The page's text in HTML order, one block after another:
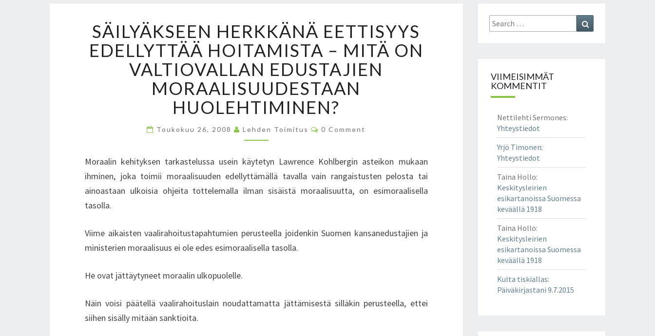
Ä
I
L
Y
Ä
K
S
E
E
N
E
R
K
Ä
E
SÄILYÄKSEEN HERKKÄNÄ EETTISYYS
EDELLYTTÄÄ HOITAMISTA – MITÄ ON
VALTIOVALLAN EDUSTAJIEN
MORAALISUUDESTAAN
HUOLEHTIMINEN?
Toukokuu 26, 2008 Lehden Toimitus
C
O
N
T
S
0 Comment
Moraalin kehityksen tarkastelussa usein käytetyn Lawrence Kohlbergin asteikon mukaan
ihminen, joka toimii moraalisuuden edellyttämällä tavalla vain rangaistusten pelosta tai
ainoastaan ulkoisia ohjeita tottelemalla ilman sisäistä moraalisuutta, on esimoraalisella
tasolla.
Viime aikaisten vaalirahoitustapahtumien perusteella joidenkin Suomen kansanedustajien ja
ministerien moraalisuus ei ole edes esimoraalisella tasolla.
He ovat jättäytyneet moraalin ulkopuolelle.
Näin voisi päätellä vaalirahoituslain noudattamatta jättämisestä silläkin perusteella, ettei
siihen sisälly mitään sanktioita.
Search
for:
VIIMEISIMMÄT
KOMMENTIT
Nettilehti Sermones:
Yhteystiedot
Yrjö Timonen:
Yhteystiedot
Taina Hollo:
Keskitysleirien
esikartanoissa Suomessa
keväällä 1918
Taina Hollo:
Keskitysleirien
esikartanoissa Suomessa
keväällä 1918
Kulta tiskiallas:
Päiväkirjastani 9.7.2015